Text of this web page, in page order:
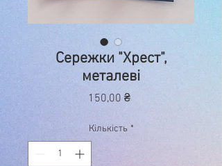
Сережки "Хрест",
металеві
150,00 ₴Ціна
Кількість *